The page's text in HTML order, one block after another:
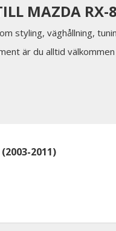
MAZDA RX-8
styling, väghållning,
är du alltid
2011)